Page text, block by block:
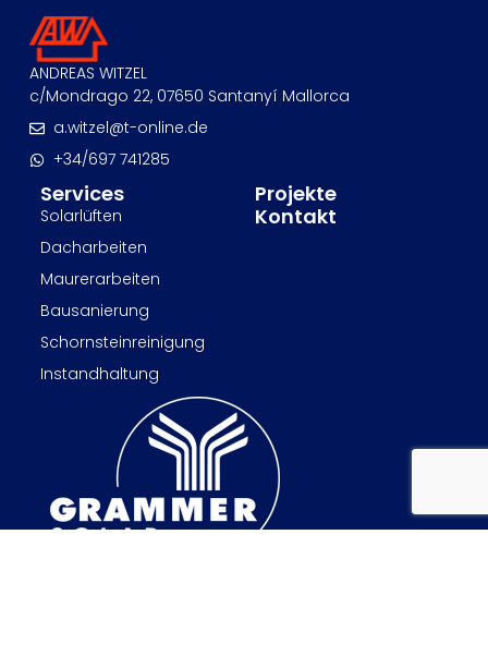
ANDREAS WITZEL
c/Mondrago 22, 07650 Santanyí Mallorca
a.witzel@t-online.de
+34/697 741285
Services
Solarlüften
Dacharbeiten
Maurerarbeiten
Bausanierung
Schornsteinreinigung
Instandhaltung
Projekte
Kontakt